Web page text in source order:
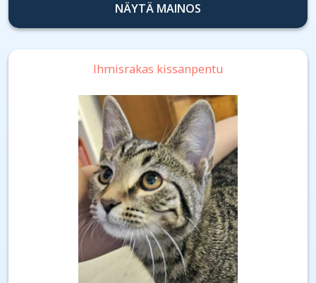
NÄYTÄ MAINOS
Ihmisrakas kissanpentu